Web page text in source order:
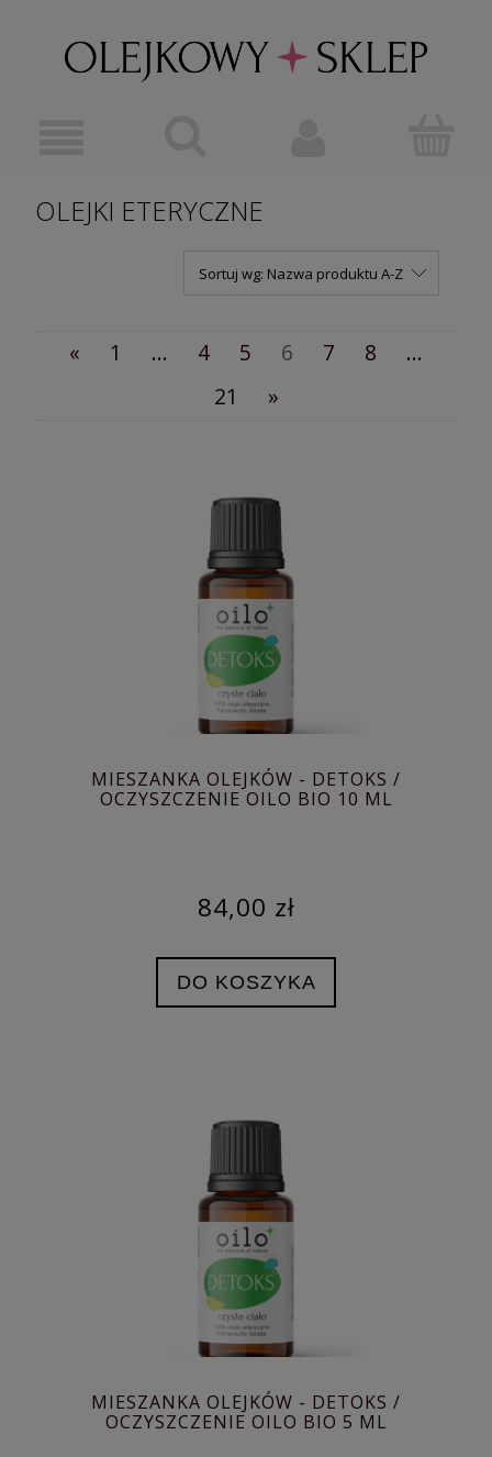
OLEJKI ETERYCZNE
Sortuj wg: Nazwa produktu A-Z
« 1 ... 4 5 6 7 8
...
21
»
MIESZANKA OLEJKÓW - DETOKS /
OCZYSZCZENIE OILO BIO 10 ML
84,00 zł
DO KOSZYKA
MIESZANKA OLEJKÓW - DETOKS /
OCZYSZCZENIE OILO BIO 5 ML